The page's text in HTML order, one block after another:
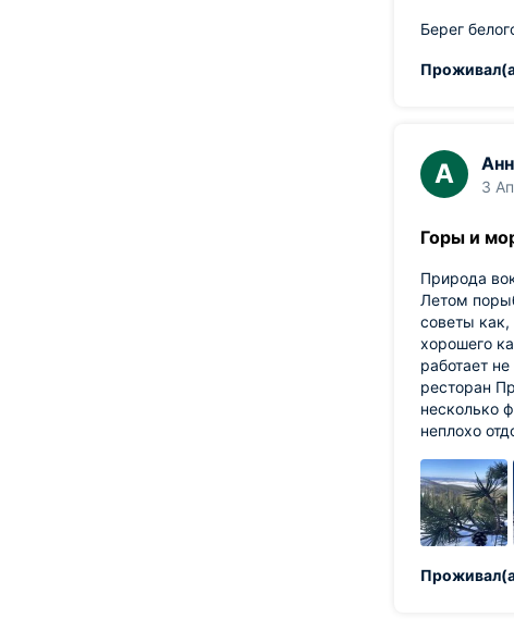
Берег
А 3
Горы и
Природа
Летом
советы как,
хорошего
работает
ресторан
несколько
неплохо